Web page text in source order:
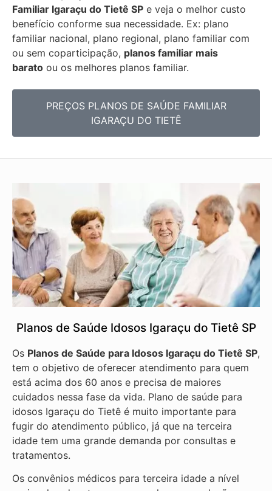
Familiar Igaraçu do Tietê SP e veja o melhor custo
benefício conforme sua necessidade. Ex: plano
familiar nacional, plano regional, plano familiar com
ou sem coparticipação, planos familiar mais
barato ou os melhores planos familiar.
PREÇOS PLANOS DE SAÚDE FAMILIAR
IGARAÇU DO TIETÊ
Planos de Saúde Idosos Igaraçu do Tietê SP
Os Planos de Saúde para Idosos Igaraçu do Tietê SP,
tem o objetivo de oferecer atendimento para quem
está acima dos 60 anos e precisa de maiores
cuidados nessa fase da vida. Plano de saúde para
idosos Igaraçu do Tietê é muito importante para
fugir do atendimento público, já que na terceira
idade tem uma grande demanda por consultas e
tratamentos.
Os convênios médicos para terceira idade a nível